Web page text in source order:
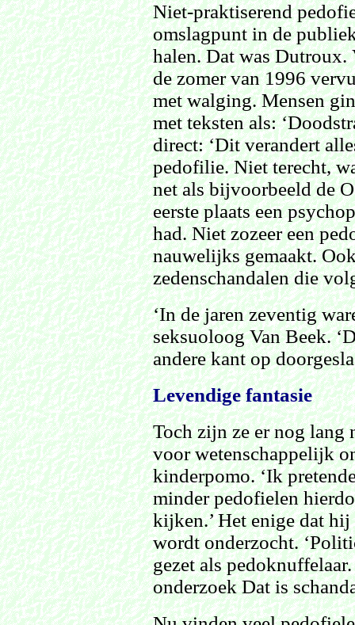
Niet-praktiserend
omslagpunt in de
halen. Dat was Dutroux.
de zomer van 1996
met walging. Mensen
met teksten als:
direct: ‘Dit verandert
pedofilie. Niet terecht,
net als bijvoorbeeld de
eerste plaats een
had. Niet zozeer een
nauwelijks gemaakt.
zedenschandalen die
‘In de jaren zeventig
seksuoloog Van Beek.
andere kant op
Levendige fantasie
Toch zijn ze er nog lang
voor wetenschappelijk
kinderpomo. ‘Ik
minder pedofielen
kijken.’ Het enige dat
wordt onderzocht.
gezet als
onderzoek Dat is